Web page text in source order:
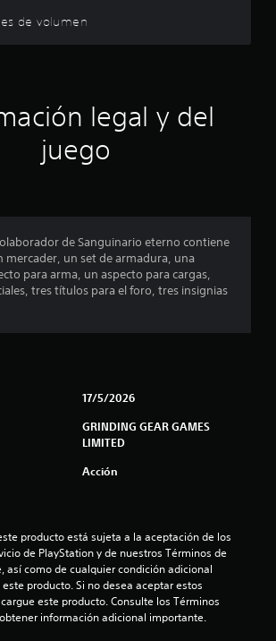
de volumen
legal y del
juego
de Sanguinario eterno contiene
mercader, un set de armadura, una
para arma, un aspecto para cargas,
tres títulos para el foro, tres insignias
17/5/2026
GRINDING GEAR GAMES
LIMITED
Acción
producto está sujeta a la aceptación de los
de PlayStation y de nuestros Términos de
así como de cualquier condición adicional
producto. Si no desea aceptar estos
este producto. Consulte los Términos
información adicional importante.